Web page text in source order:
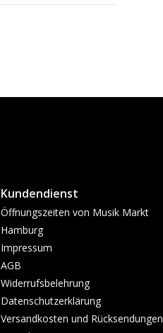
Kundendienst
Öffnungszeiten von Musik Markt
Hamburg
Impressum
AGB
Widerrufsbelehrung
Datenschutzerklärung
Versandkosten und Rücksendungen